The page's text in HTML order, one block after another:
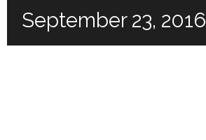
September 23, 2016